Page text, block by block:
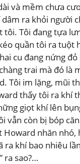
và mềm chưa
ra khỏi người
Tôi đang tựa
quần tôi ra tuột
cu đang nứng
trai mà đó là
Tôi im lặng, mũi
thấy tôi ra khí
giọt khí lên
vẫn còn bị bóp
nhăn nhó,
khí bao nhiêu
ra sao?…